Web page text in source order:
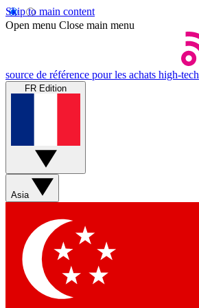
Skip to main content
Open menu Close main menu
source de référence pour les achats high-tech
FR Edition
Asia